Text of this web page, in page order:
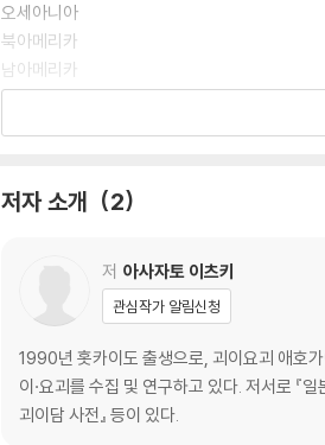
오세아니아
북아메리카
남아메리카
유럽
column
01 공상의 생물들
03 톨 테일
04 심령주의
05 고딕 문학
06 크리피파스타
저자 소개 2
저 아사자토 이츠키
관심작가 알림신청
1990년 홋카이도 출생으로, 괴이요괴 애호
이·요괴를 수집 및 연구하고 있다. 저서로 『일
괴이담 사전』 등이 있다.